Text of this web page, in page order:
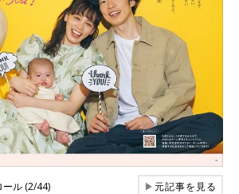
ール (2/44) ▶元記事を見る